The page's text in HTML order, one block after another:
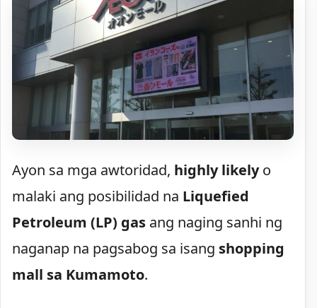
Ayon sa mga awtoridad, highly likelyo
malaki ang posibilidad na Liquefied
Petroleum (LP) gas ang naging sanhi ng
naganap na pagsabog sa isang shopping
mall sa Kumamoto.